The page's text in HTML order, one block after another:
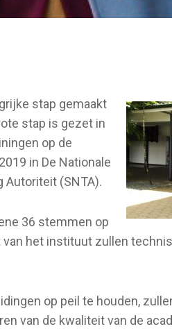
stap gemaakt
stap is gezet in
op de
in De Nationale
Autoriteit (SNTA).
36 stemmen op
het instituut zullen
op peil te houden,
van de kwaliteit van de